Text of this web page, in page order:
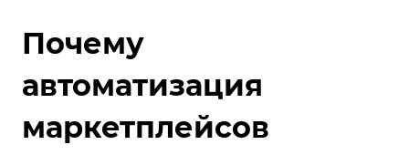
Почему
автоматизация
маркетплейсов